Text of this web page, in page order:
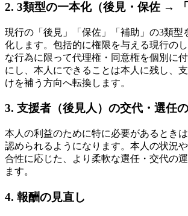
2. 3類型の一本化（後見・保佐 → 「
現行の「後見」「保佐」「補助」の3類型
化します。包括的に権限を与える現行の
な行為に限って代理権・同意権を個別に
にし、本人にできることは本人に残し、
けを補う方向へ転換します。
3. 支援者（後見人）の交代・選任
本人の利益のために特に必要があるとき
認められるようになります。本人の状況
合性に応じた、より柔軟な選任・交代の
ます。
4. 報酬の見直し